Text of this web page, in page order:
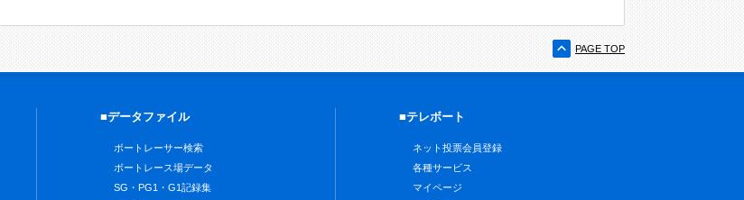
PAGE TOP
■データファイル
ボートレーサー検索
ボートレース場データ
SG・PG1・G1記録集
■テレボート
ネット投票会員登録
各種サービス
マイページ